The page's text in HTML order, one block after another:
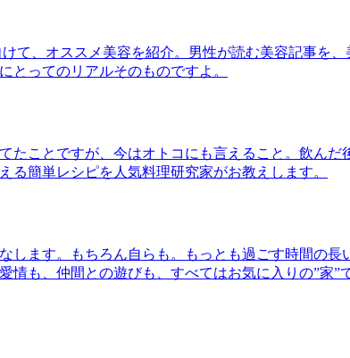
て、オススメ美容を紹介。男性が読む美容記事を
とってのリアルそのものですよ。
たことですが、今はオトコにも言えること。飲ん
簡単レシピを人気料理研究家がお教えします。
ます。もちろん自らも。もっとも過ごす時間の
も、仲間との遊びも、すべてはお気に入りの”家”